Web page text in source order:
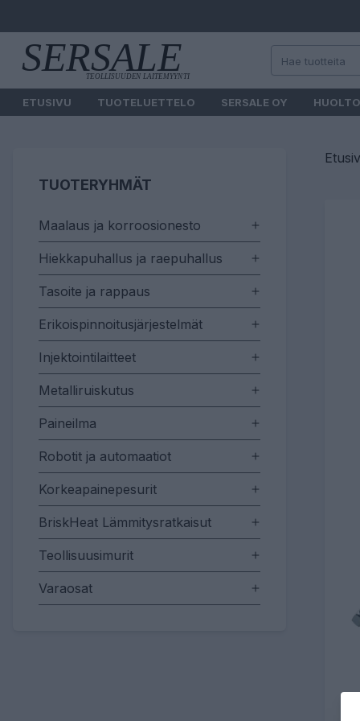
ETUSIVU TUOTELUETTELO SERSALE OY HUOLTO
TUOTERYHMÄT
Maalaus ja korroosionesto
Hiekkapuhallus ja raepuhallus
Tasoite ja rappaus
Erikoispinnoitusjärjestelmät
Injektointilaitteet
Metalliruiskutus
Paineilma
Robotit ja automaatiot
Korkeapainepesurit
BriskHeat Lämmitysratkaisut
Teollisuusimurit
Varaosat